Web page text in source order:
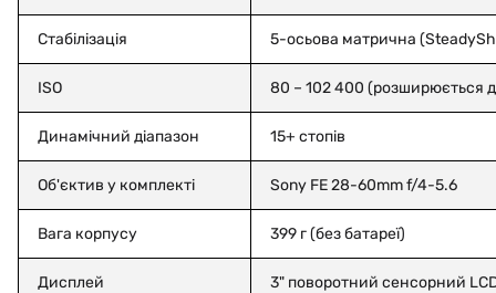
Стабілізація 5-осьова матрична
ISO 80 – 102 400 (розширюється
Динамічний діапазон 15+ стопів
Об'єктив у комплекті Sony FE 28-60mm f/4-5.6
Вага корпусу 399 г (без батареї)
Дисплей 3" поворотний сенсорний